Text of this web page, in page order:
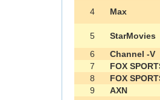
4
Max
5
StarMovies
6
Channel -V
7
FOX
8
FOX
9
AXN